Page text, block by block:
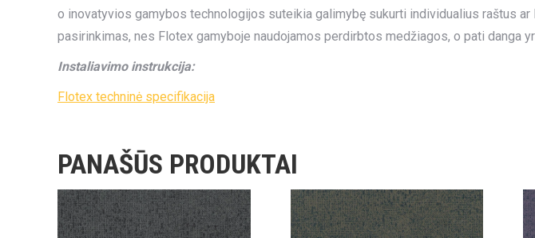
o inovatyvios gamybos technologijos suteikia galimybę sukurti individualius raštus
pasirinkimas, nes Flotex gamyboje naudojamos perdirbtos medžiagos, o pati danga
Instaliavimo instrukcija:
Flotex techninė specifikacija
PANAŠŪS PRODUKTAI